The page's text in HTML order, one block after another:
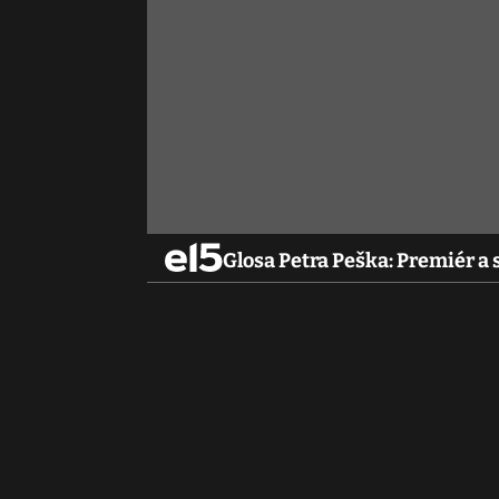
Glosa Petra Peška: Premiér